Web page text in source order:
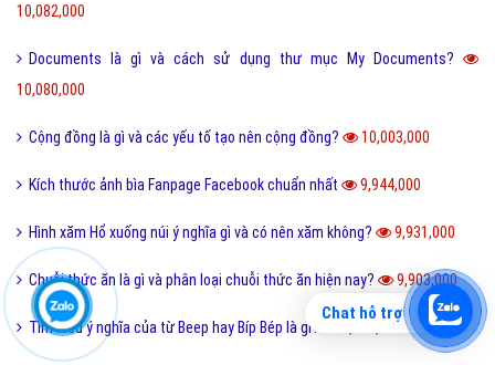
10,082,000
Documents là gì và cách sử dụng thư mục My Documents?
10,080,000
Cộng đồng là gì và các yếu tố tạo nên cộng đồng? 10,003,000
Kích thước ảnh bìa Fanpage Facebook chuẩn nhất 9,944,000
Hình xăm Hổ xuống núi ý nghĩa gì và có nên xăm không? 9,931,000
Chuỗi thức ăn là gì và phân loại chuỗi thức ăn hiện nay? 9,903,000
Tìm hiểu ý nghĩa của từ Beep hay Bíp Bép là gì? 9,901,000
Chat hỗ trợ